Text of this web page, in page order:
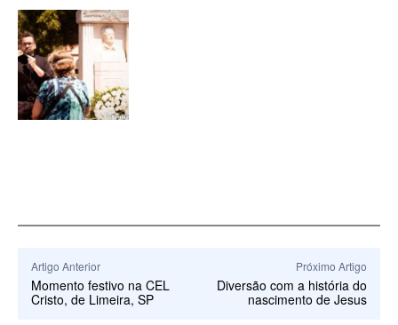
Artigo Anterior
Momento festivo na CEL
Cristo, de Limeira, SP
Próximo Artigo
Diversão com a história do
nascimento de Jesus